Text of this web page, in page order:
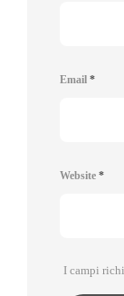
Email *
Website *
I campi